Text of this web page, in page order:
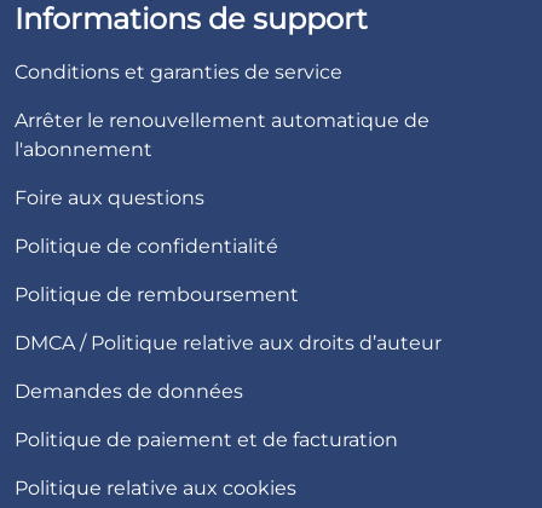
Informations de support
Conditions et garanties de service
Arrêter le renouvellement automatique de
l'abonnement
Foire aux questions
Politique de confidentialité
Politique de remboursement
DMCA / Politique relative aux droits d’auteur
Demandes de données
Politique de paiement et de facturation
Politique relative aux cookies